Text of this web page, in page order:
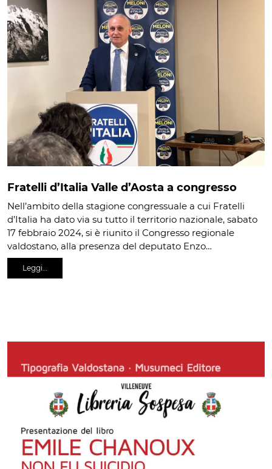
Fratelli d’Italia Valle d’Aosta a congresso
Nell’ambito della stagione congressuale a cui Fratelli
d’Italia ha dato via su tutto il territorio nazionale, sabato
17 febbraio 2024, si è riunito il Congresso regionale
valdostano, alla presenza del deputato Enzo…
Leggi…